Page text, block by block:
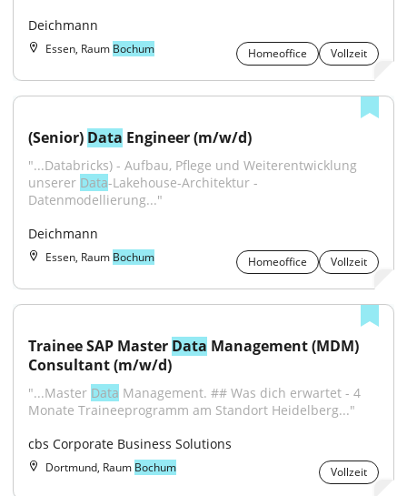
Deichmann
Essen, Raum Bochum Homeoffice Vollzeit
(Senior) Data Engineer (m/w/d)
"...Databricks) - Aufbau, Pflege und Weiterentwicklung
unserer Data-Lakehouse-Architektur -
Datenmodellierung..."
Deichmann
Essen, Raum Bochum Homeoffice Vollzeit
Trainee SAP Master Data Management (MDM)
Consultant (m/w/d)
"...Master Data Management. ## Was dich erwartet - 4
Monate Traineeprogramm am Standort Heidelberg..."
cbs Corporate Business Solutions
Dortmund, Raum Bochum Vollzeit